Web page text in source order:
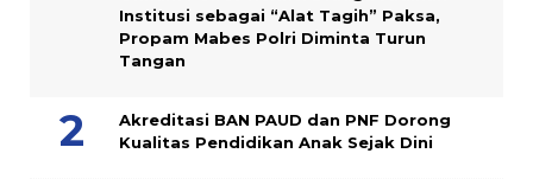
Institusi sebagai “Alat Tagih” Paksa,
Propam Mabes Polri Diminta Turun
Tangan
Akreditasi BAN PAUD dan PNF Dorong
Kualitas Pendidikan Anak Sejak Dini